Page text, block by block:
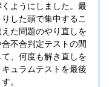
ようにしました。最
した頭で集中するこ
た問題のやり直しを
不合判定テストの間
、何度も解き直しを
ュラムテストを最後
。